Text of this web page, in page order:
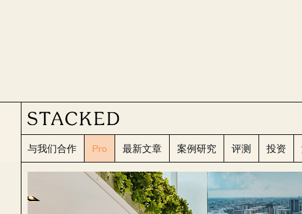
与我们合作 Pro 最新文章 案例研究 评测 投资